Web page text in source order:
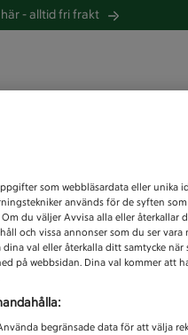
-alltid fri frakt
Unknown error
som webbläsardata eller unika
används för de syften
du väljer Avvisa alla eller återkallar
och vissa annonser som du ser
val eller återkalla ditt samtycke när
på webbsidan. Dina val kommer att
begränsade data för att välja